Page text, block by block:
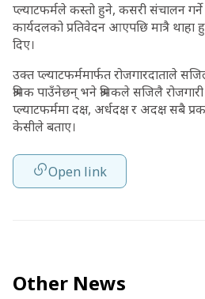
प्ल्याटफर्मले कस्तो हुने, कसरी संचालन
कार्यदलको प्रतिवेदन आएपछि मात्रै
दिए।
उक्त प्ल्याटफर्ममार्फत रोजगारदाताले
श्रमिक पाउँनेछन् भने श्रमिकले सजिलै
प्ल्याटफर्ममा दक्ष, अर्धदक्ष र अदक्ष सबै
केसीले बताए।
Open link
Other News